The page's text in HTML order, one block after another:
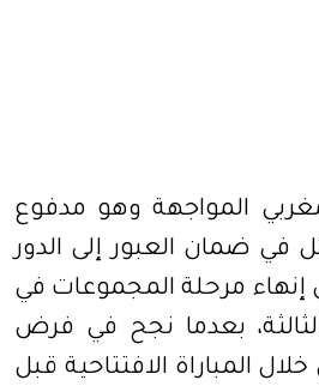
المواجهة وهو مدفوع
في ضمان العبور إلى الدور
إنهاء مرحلة المجموعات في
بعدما نجح في فرض
خلال المباراة الافتتاحية قبل